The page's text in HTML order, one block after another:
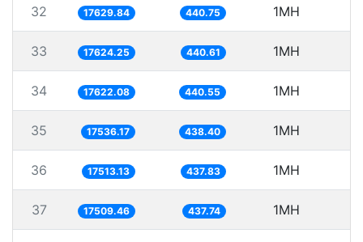
32 17629.84 440.75 1MH
33 17624.25 440.61 1MH
34 17622.08 440.55 1MH
35 17536.17 438.40 1MH
36 17513.13 437.83 1MH
37 17509.46 437.74 1MH